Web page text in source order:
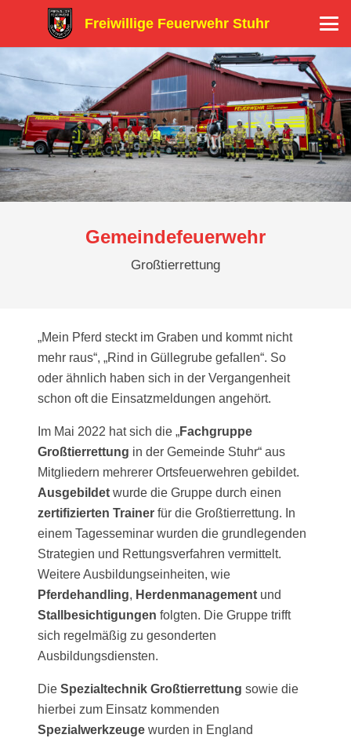
Freiwillige Feuerwehr Stuhr
Gemeindefeuerwehr
Großtierrettung
„Mein Pferd steckt im Graben und kommt nicht
mehr raus“, „Rind in Güllegrube gefallen“. So
oder ähnlich haben sich in der Vergangenheit
schon oft die Einsatzmeldungen angehört.
Im Mai 2022 hat sich die „Fachgruppe
Großtierrettung in der Gemeinde Stuhr“ aus
Mitgliedern mehrerer Ortsfeuerwehren gebildet.
Ausgebildet wurde die Gruppe durch einen
zertifizierten Trainer für die Großtierrettung. In
einem Tagesseminar wurden die grundlegenden
Strategien und Rettungsverfahren vermittelt.
Weitere Ausbildungseinheiten, wie
Pferdehandling, Herdenmanagement und
Stallbesichtigungen folgten. Die Gruppe trifft
sich regelmäßig zu gesonderten
Ausbildungsdiensten.
Die Spezialtechnik Großtierrettung sowie die
hierbei zum Einsatz kommenden
Spezialwerkzeuge wurden in England